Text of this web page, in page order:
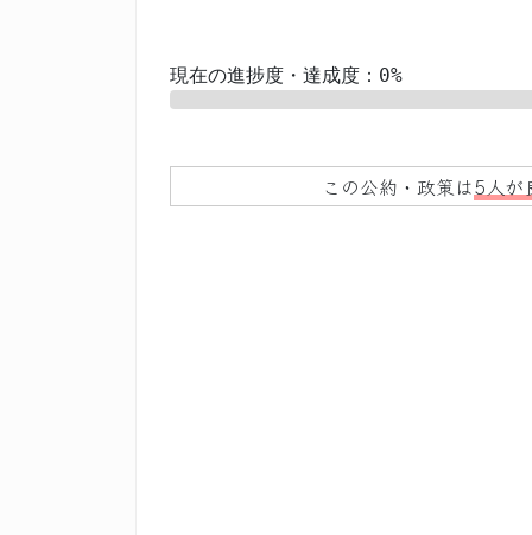
現在の進捗度・達成度：0%
この公約・政策は5人が